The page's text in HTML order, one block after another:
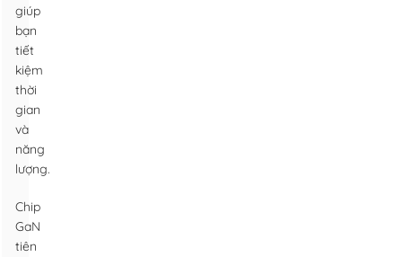
giúp
bạn
tiết
kiệm
thời
gian
và
năng
lượng.
Chip
GaN
tiên